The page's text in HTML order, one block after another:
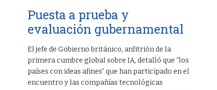
Puesta a prueba y
evaluación gubernamental
El jefe de Gobierno británico, anfitrión de la
primera cumbre global sobre IA, detalló que “los
países con ideas afines” que han participado en el
encuentro y las compañías tecnológicas